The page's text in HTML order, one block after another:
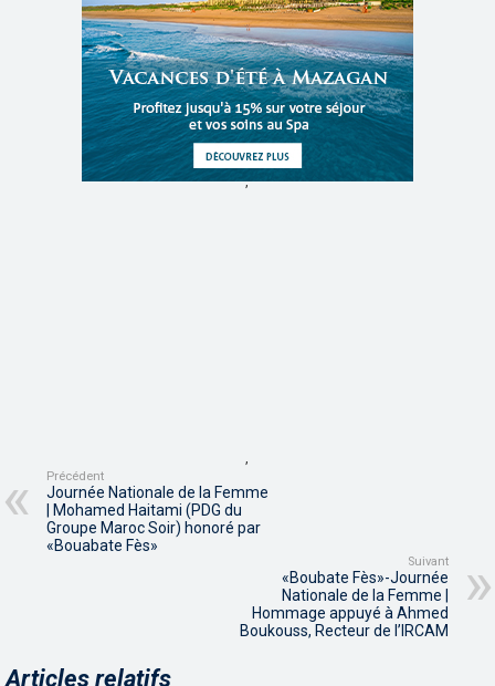
,
,
Précédent
Journée Nationale de la Femme
| Mohamed Haitami (PDG du
Groupe Maroc Soir) honoré par
«Bouabate Fès»
Suivant
«Boubate Fès»-Journée
Nationale de la Femme |
Hommage appuyé à Ahmed
Boukouss, Recteur de l’IRCAM
Articles relatifs